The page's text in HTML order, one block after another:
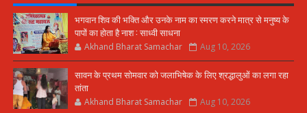
भगवान शिव की भक्ति और उनके नाम का स्मरण करने मात्र से मनुष्य के
पापों का होता है नाश : साध्वी साधना
Akhand Bharat Samachar Aug 10, 2026
सावन के प्रथम सोमवार को जलाभिषेक के लिए श्रद्धालुओं का लगा रहा
तांता
Akhand Bharat Samachar Aug 10, 2026